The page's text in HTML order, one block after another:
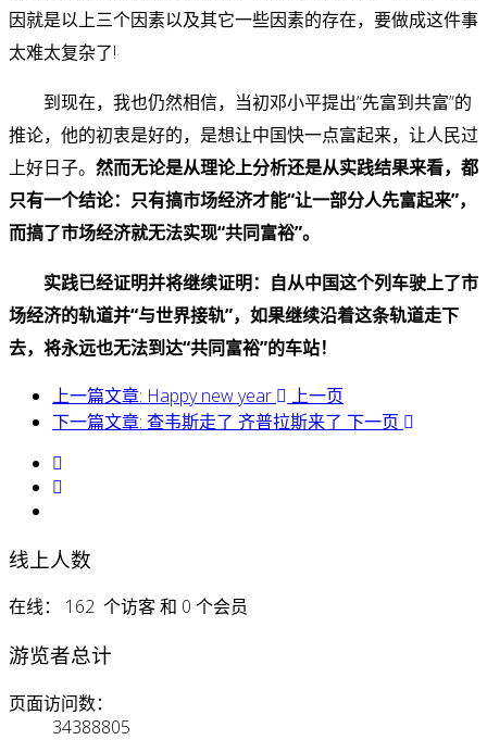
因就是以上三个因素以及其它一些因素的存在，要做成这件事
太难太复杂了!
到现在，我也仍然相信，当初邓小平提出“先富到共富”的
推论，他的初衷是好的，是想让中国快一点富起来，让人民过
上好日子。 然而无论是从理论上分析还是从实践结果来看，都
只有一个结论：只有搞市场经济才能“让一部分人先富起来”，
而搞了市场经济就无法实现“共同富裕”。
实践已经证明并将继续证明：自从中国这个列车驶上了市
场经济的轨道并“与世界接轨”，如果继续沿着这条轨道走下
去，将永远也无法到达“共同富裕”的车站！
上一篇文章: Happy new year
上一页
下一篇文章: 查韦斯走了 齐普拉斯来了 下一页
线上人数
在线： 162 个访客 和 0 个会员
游览者总计
页面访问数：
34388805